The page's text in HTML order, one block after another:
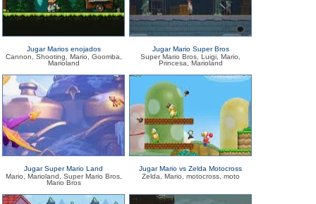
Jugar Marios enojados
Cannon, Shooting, Mario, Goomba,
Marioland
Jugar Mario Super Bros
Super Mario Bros, Luigi, Mario,
Princesa, Marioland
Jugar Super Mario Land
Mario, Marioland, Super Mario Bros,
Mario Bros
Jugar Mario vs Zelda Motocross
Zelda, Mario, motocross, moto